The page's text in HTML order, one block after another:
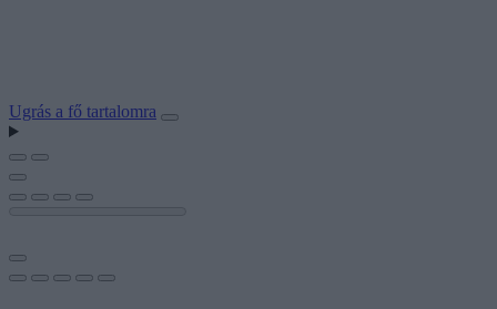
Ugrás a fő tartalomra